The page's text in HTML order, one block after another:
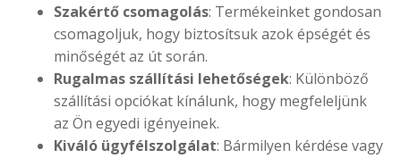
Szakértő csomagolás: Termékeinket gondosan
csomagoljuk, hogy biztosítsuk azok épségét és
minőségét az út során.
Rugalmas szállítási lehetőségek: Különböző
szállítási opciókat kínálunk, hogy megfeleljünk
az Ön egyedi igényeinek.
Kiváló ügyfélszolgálat: Bármilyen kérdése vagy